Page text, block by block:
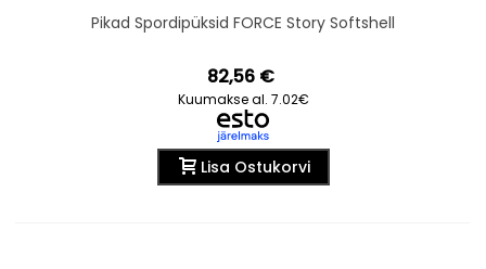
Pikad Spordipüksid FORCE Story Softshell
82,56 €
Kuumakse al. 7.02€
Lisa Ostukorvi